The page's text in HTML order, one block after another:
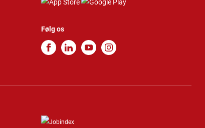
Følg os